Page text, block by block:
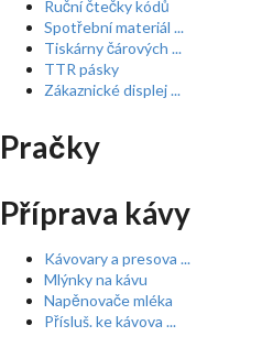
Ruční čtečky kódů
Spotřební materiál ...
Tiskárny čárových ...
TTR pásky
Zákaznické displej ...
Pračky
Příprava kávy
Kávovary a presova ...
Mlýnky na kávu
Napěnovače mléka
Přísluš. ke kávova ...